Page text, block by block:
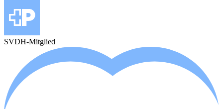
SVDH-Mitglied